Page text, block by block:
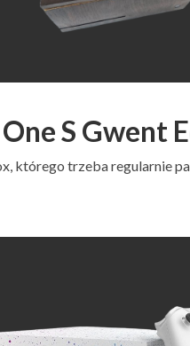
S Gwent
którego trzeba regularnie